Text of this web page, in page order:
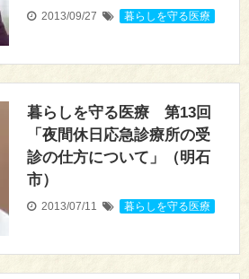
2013/09/27 暮らしを守る医療
暮らしを守る医療 第13回
「夜間休日応急診療所の受
診の仕方について」（明石
市）
2013/07/11 暮らしを守る医療